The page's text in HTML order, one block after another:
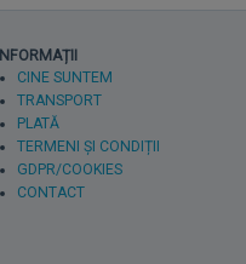
INFORMAȚII
CINE SUNTEM
TRANSPORT
PLATĂ
TERMENI ȘI CONDIȚII
GDPR/COOKIES
CONTACT